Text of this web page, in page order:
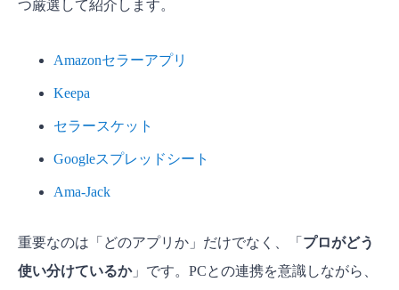
つ厳選して紹介します。
Amazonセラーアプリ
Keepa
セラースケット
Googleスプレッドシート
Ama-Jack
重要なのは「どのアプリか」だけでなく、「 プロがどう
使い分けているか」です。PCとの連携を意識しながら、